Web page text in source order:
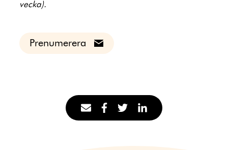
vecka).
Prenumerera